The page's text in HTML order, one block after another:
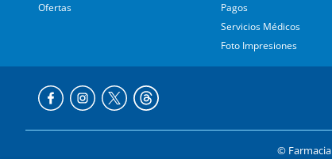
Ofertas
Pagos
Servicios Médicos
Foto Impresiones
© Farmacia